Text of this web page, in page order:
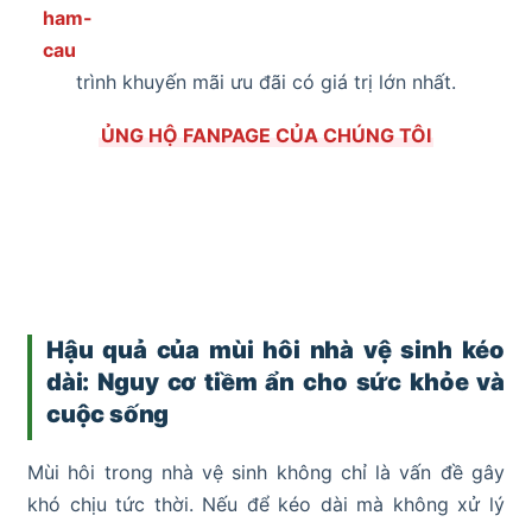
trình khuyến mãi ưu đãi có giá trị lớn nhất.
ỦNG HỘ FANPAGE CỦA CHÚNG TÔI
Hậu quả của mùi hôi nhà vệ sinh kéo
dài: Nguy cơ tiềm ẩn cho sức khỏe và
cuộc sống
Mùi hôi trong nhà vệ sinh không chỉ là vấn đề gây
khó chịu tức thời. Nếu để kéo dài mà không xử lý